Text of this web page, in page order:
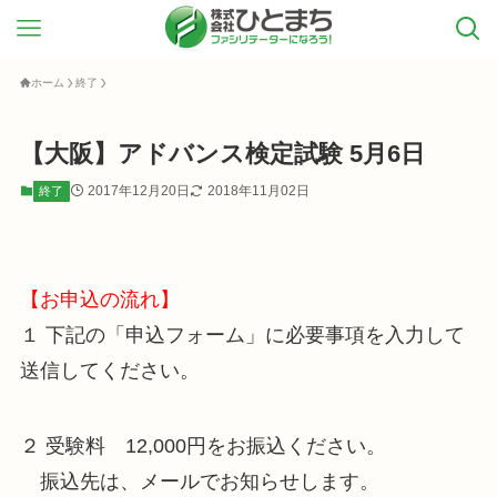
ホーム 終了
【大阪】アドバンス検定試験 5月6日
終了 2017年12月20日 2018年11月02日
【お申込の流れ】
１ 下記の「申込フォーム」に必要事項を入力して
送信してください。
２ 受験料 12,000円をお振込ください。
振込先は、メールでお知らせします。